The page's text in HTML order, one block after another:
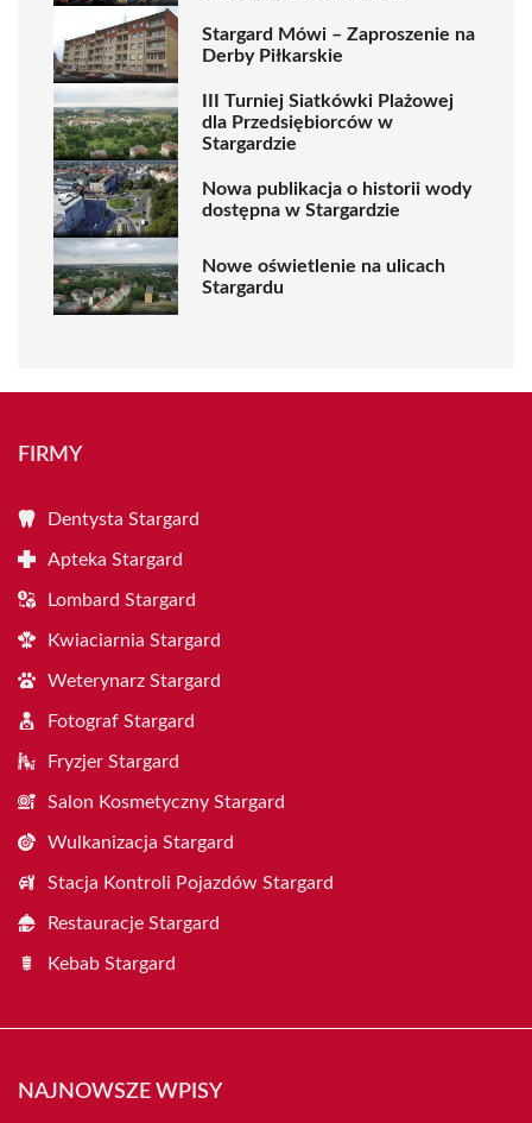
Stargard Mówi – Zaproszenie na
Derby Piłkarskie
III Turniej Siatkówki Plażowej
dla Przedsiębiorców w
Stargardzie
Nowa publikacja o historii wody
dostępna w Stargardzie
Nowe oświetlenie na ulicach
Stargardu
FIRMY
Dentysta Stargard
Apteka Stargard
Lombard Stargard
Kwiaciarnia Stargard
Weterynarz Stargard
Fotograf Stargard
Fryzjer Stargard
Salon Kosmetyczny Stargard
Wulkanizacja Stargard
Stacja Kontroli Pojazdów Stargard
Restauracje Stargard
Kebab Stargard
NAJNOWSZE WPISY